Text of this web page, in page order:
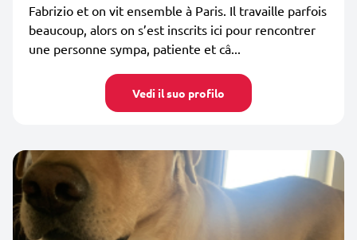
Fabrizio et on vit ensemble à Paris. Il travaille parfois
beaucoup, alors on s’est inscrits ici pour rencontrer
une personne sympa, patiente et câ...
Vedi il suo profilo